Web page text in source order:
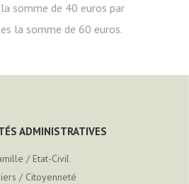
somme de 40 euros par
la somme de 60 euros.
ADMINISTRATIVES
/ Etat-Civil
/ Citoyenneté